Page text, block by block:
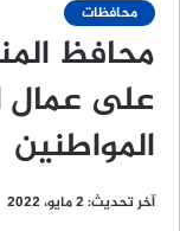
محافظات
محافظ
على عمال
المواطنين
آخر تحديث: 2 مايو، 2022